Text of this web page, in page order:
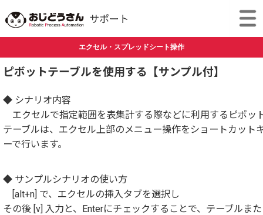
エクセル・スプレッドシート操作
ピボットテーブルを使用する【サンプル付】
◆ シナリオ内容
エクセルで指定範囲を表集計する際などに利用するピポッ
テーブルは、エクセル上部のメニュー操作をショートカット
ーで行います。
◆ サンプルシナリオの使い方
[alt+n] で、エクセルの挿入タブを選択し
その後 [v] 入力と、Enterにチェックすることで、テーブルまた